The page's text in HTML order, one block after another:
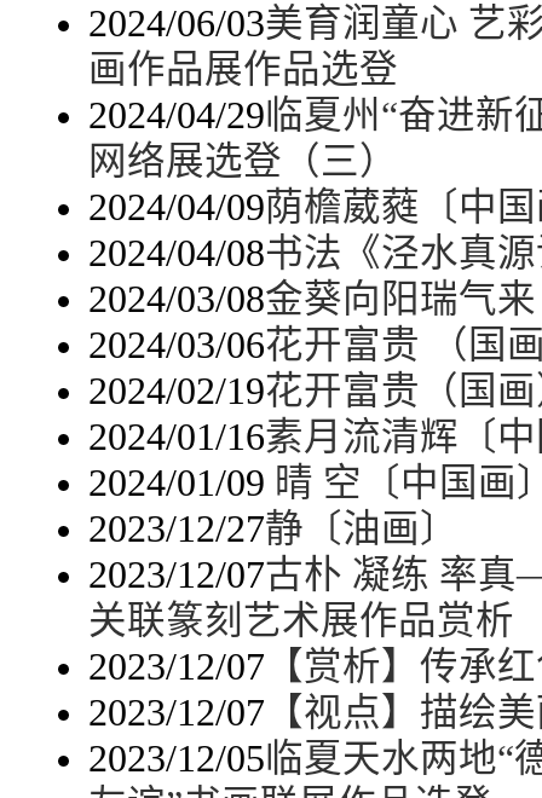
2024/06/03美育润童心 艺
画作品展作品选登
2024/04/29临夏州“奋进新
网络展选登（三）
2024/04/09荫檐葳蕤〔中
2024/04/08书法《泾水真
2024/03/08金葵向阳瑞气来
2024/03/06花开富贵 （国
2024/02/19花开富贵（国
2024/01/16素月流清辉〔
2024/01/09 晴 空〔中国画
2023/12/27静〔油画〕
2023/12/07古朴 凝练 率真
关联篆刻艺术展作品赏析
2023/12/07 【赏析】传承
2023/12/07 【视点】描绘
2023/12/05临夏天水两地“